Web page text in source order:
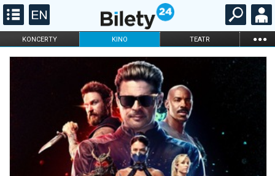
KONCERTY KINO TEATR ...
FILHARMONIA OPERA I BALET
ONLINE